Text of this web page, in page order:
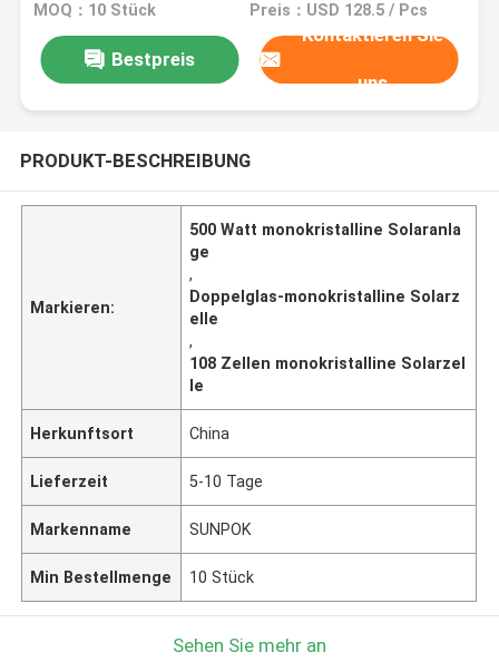
MOQ：10 Stück Preis：USD 128.5 / Pcs
Bestpreis
Kontaktieren Sie
uns
PRODUKT-BESCHREIBUNG
Markieren:
500 Watt monokristalline Solaranla
ge
,
Doppelglas-monokristalline Solarz
elle
,
108 Zellen monokristalline Solarzel
le
Herkunftsort China
Lieferzeit 5-10 Tage
Markenname SUNPOK
Min Bestellmenge 10 Stück
Sehen Sie mehr an